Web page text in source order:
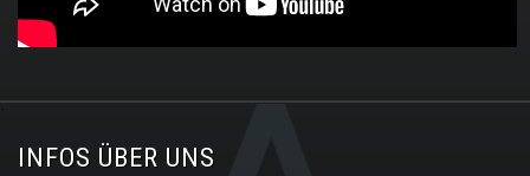
.
INFOS ÜBER UNS